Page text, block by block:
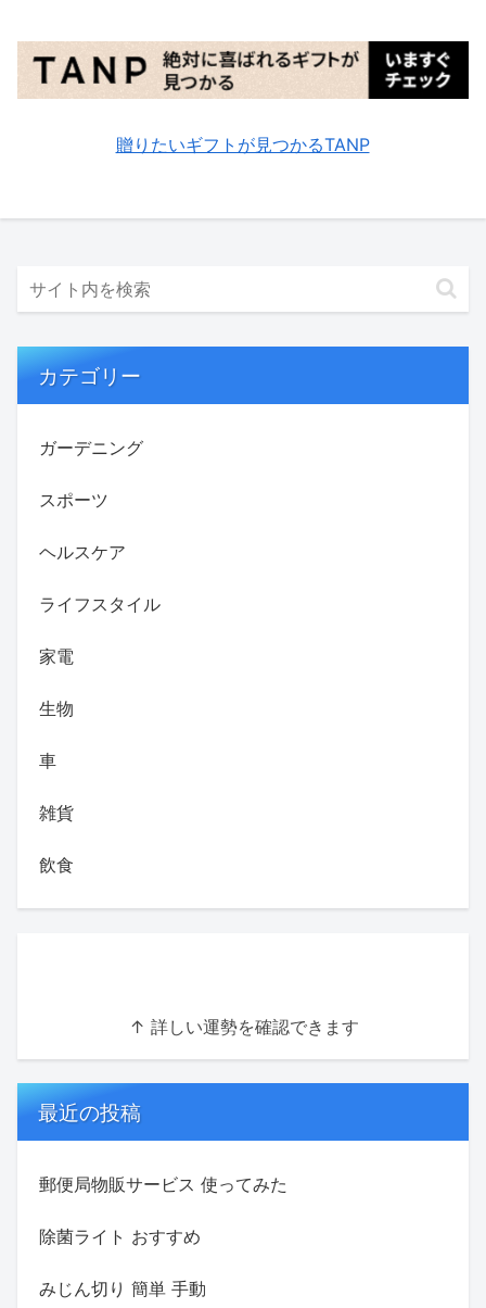
贈りたいギフトが見つかるTANP
カテゴリー
ガーデニング
スポーツ
ヘルスケア
ライフスタイル
家電
生物
車
雑貨
飲食
↑ 詳しい運勢を確認できます
最近の投稿
郵便局物販サービス 使ってみた
除菌ライト おすすめ
みじん切り 簡単 手動